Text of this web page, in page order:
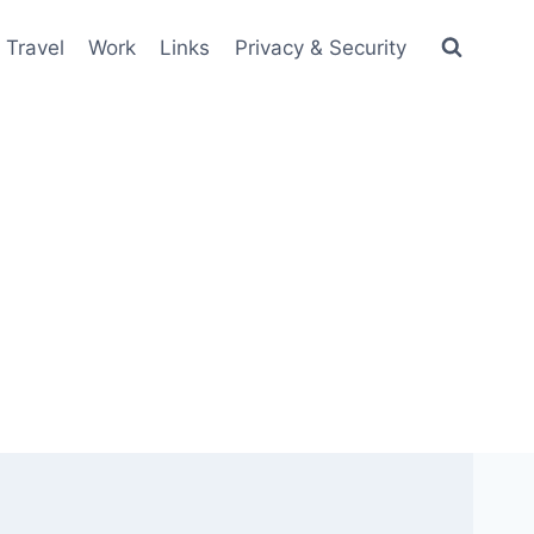
Travel Work Links Privacy & Security